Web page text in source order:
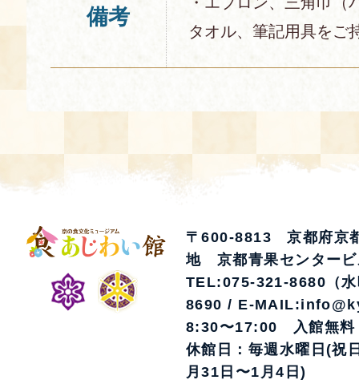
備考
タオル、筆記用具をご
〒600-8813 京都府京
地 京都青果センタービ
TEL:075-321-8680（
8690 / E-
8:30〜17:00 入館無料
休館日：毎週水曜日(祝
月31日〜1月4日)